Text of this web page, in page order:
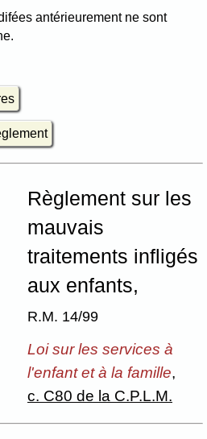
antérieurement ne sont
Règlement sur les
mauvais
traitements infligés
aux enfants,
R.M. 14/99
Loi sur les services à
l'enfant et à la famille,
c. C80 de la C.P.L.M.